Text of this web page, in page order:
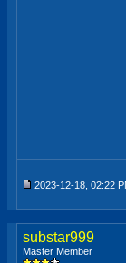
2023-12-18, 02:22
substar999
Master Member